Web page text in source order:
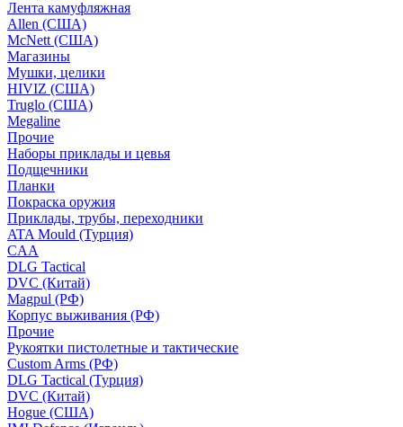
Лента камуфляжная
Allen (США)
McNett (США)
Магазины
Мушки, целики
HIVIZ (США)
Truglo (США)
Megaline
Прочие
Наборы приклады и цевья
Подщечники
Планки
Покраска оружия
Приклады, трубы, переходники
ATA Mould (Турция)
CAA
DLG Tactical
DVC (Китай)
Magpul (РФ)
Корпус выживания (РФ)
Прочие
Рукоятки пистолетные и тактические
Custom Arms (РФ)
DLG Tactical (Турция)
DVC (Китай)
Hogue (США)